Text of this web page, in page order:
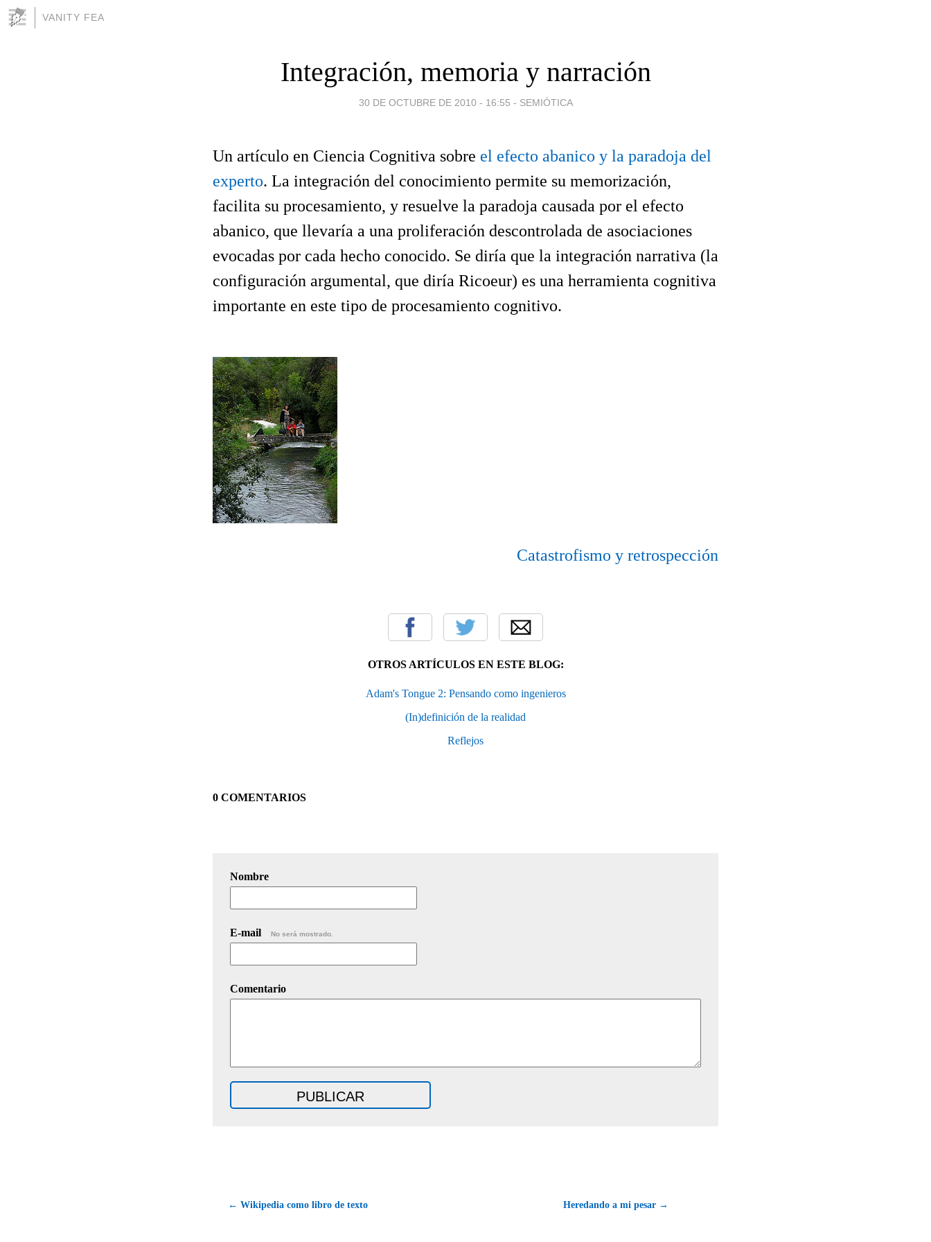
VANITY FEA
Integración, memoria y narración
30 DE OCTUBRE DE 2010 - 16:55 - SEMIÓTICA
Un artículo en Ciencia Cognitiva sobre el efecto abanico y la paradoja del
experto. La integración del conocimiento permite su memorización,
facilita su procesamiento, y resuelve la paradoja causada por el efecto
abanico, que llevaría a una proliferación descontrolada de asociaciones
evocadas por cada hecho conocido. Se diría que la integración narrativa (la
configuración argumental, que diría Ricoeur) es una herramienta cognitiva
importante en este tipo de procesamiento cognitivo.
Catastrofismo y retrospección
OTROS ARTÍCULOS EN ESTE BLOG:
Adam's Tongue 2: Pensando como ingenieros
(In)definición de la realidad
Reflejos
0 COMENTARIOS
Nombre
E-mail No será mostrado.
Comentario
← Wikipedia como libro de texto Heredando a mi pesar →